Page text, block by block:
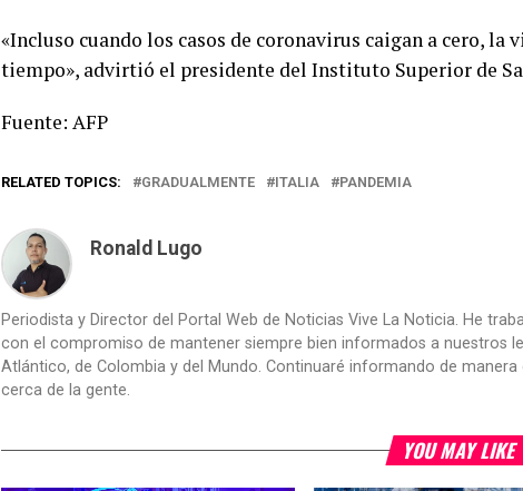
«Incluso cuando los casos de coronavirus caigan a cero, la
tiempo», advirtió el presidente del Instituto Superior de
Fuente: AFP
RELATED TOPICS: GRADUALMENTE ITALIA PANDEMIA
Ronald Lugo
Periodista y Director del Portal Web de Noticias Vive La Noticia. He
con el compromiso de mantener siempre bien informados a nuestros
Atlántico, de Colombia y del Mundo. Continuaré informando de
cerca de la gente.
YOU MAY LIKE